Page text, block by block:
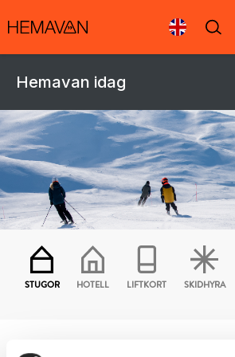
Hemavan idag
STUGOR HOTELL LIFTKORT SKIDHYRA